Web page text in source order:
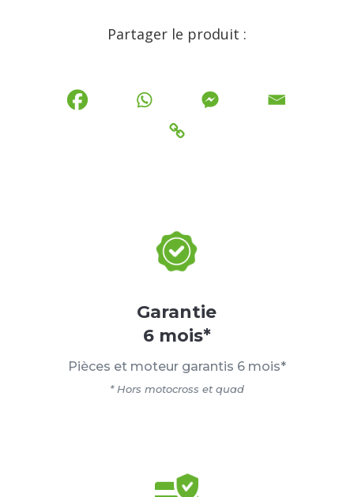
Partager le produit :
Garantie
6 mois*
Pièces et moteur garantis 6 mois*
* Hors motocross et quad